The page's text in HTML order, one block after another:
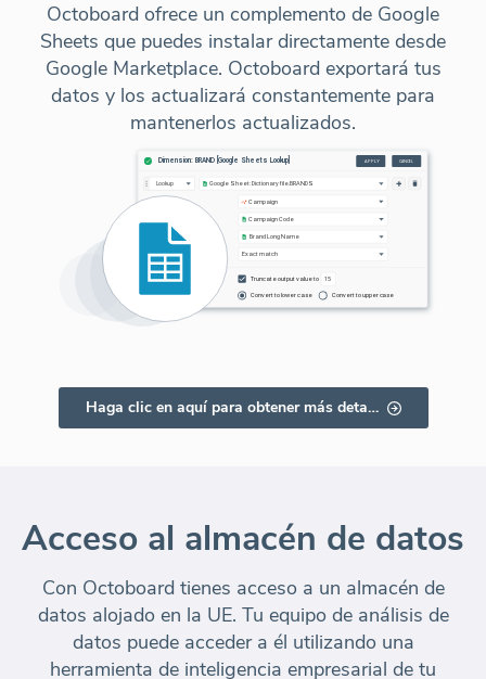
Octoboard ofrece un complemento de Google
Sheets que puedes instalar directamente desde
Google Marketplace. Octoboard exportará tus
datos y los actualizará constantemente para
mantenerlos actualizados.
Haga clic en aquí para obtener más detalles
Acceso al almacén de datos
Con Octoboard tienes acceso a un almacén de
datos alojado en la UE. Tu equipo de análisis de
datos puede acceder a él utilizando una
herramienta de inteligencia empresarial de tu